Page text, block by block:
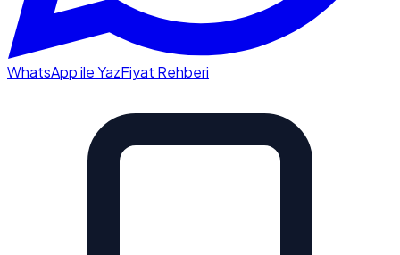
WhatsApp ile YazFiyat Rehberi